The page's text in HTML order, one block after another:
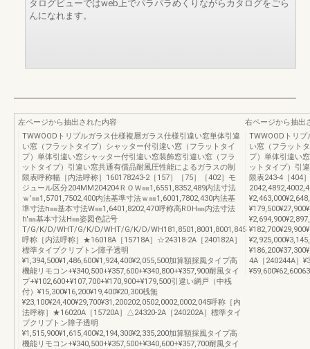
タログビューではweb上でパラパラめくりながらカタログをごら
んになれます。
左ページから抽出された内容
TWWOODトリプルガラス仕様複層ガラス仕様引違い窓単体引違
い窓（フラットタイプ）シャッター付引違い窓（フラットタイ
プ）単体引違い窓シャッター付引違い窓装飾窓引違い窓（フラ
ットタイプ）引違い窓共通有償品耐風圧性能によるガラスの制
限表呼称幅［内法呼称］160178243-2［157］［75］［402］モ
ジュール区分204MM204204ＲＯＷ㎜1,6551,8352,489内法寸法
ｗ’㎜1,5701,7502,400内法基準寸法ｗ㎜1,6001,7802,430内法基
準寸法h㎜基本寸法W㎜1,6401,8202,470呼称高ROH㎜内法寸法
h'㎜基本寸法H㎜姿図色記号
T/G/K/D/WHT/G/K/D/WHT/G/K/D/WH181,8501,8001,8001,845
呼称［内法呼称］★16018A［15718A］☆24318-2A［240182A］
標準タイプクリプトン障子透明
¥1,394,500¥1,486,600¥1,924,400¥2,055,500加算額採風タイプ高
機能リモコン+¥340,500+¥357,600+¥340,800+¥357,900耐風タイ
プ+¥102,600+¥107,700+¥170,900+¥179,500引違い網戸（中桟
付）¥15,300¥16,200¥19,400¥20,300桟無
¥23,100¥24,400¥29,700¥31,200202,0502,0002,0002,045呼称［内
法呼称］★16020A［15720A］△24320-2A［240202A］標準タイ
プクリプトン障子透明
¥1,515,900¥1,615,400¥2,194,300¥2,335,200加算額採風タイプ高
機能リモコン+¥340,500+¥357,500+¥340,600+¥357,700耐風タイ
右ページから抽出
TWWOODトリ
い窓（フラット
プ）単体引違い
ットタイプ）引
限表243-4［404］
4A［240244A］